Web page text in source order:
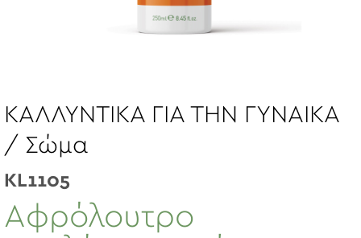
ΚΑΛΛΥΝΤΙΚΑ ΓΙΑ ΤΗΝ ΓΥΝΑΙΚΑ
/ Σώμα
KL1105
Αφρόλουτρο